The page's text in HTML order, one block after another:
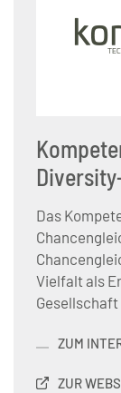
Das
Vielfalt als
ZUM
ZUR